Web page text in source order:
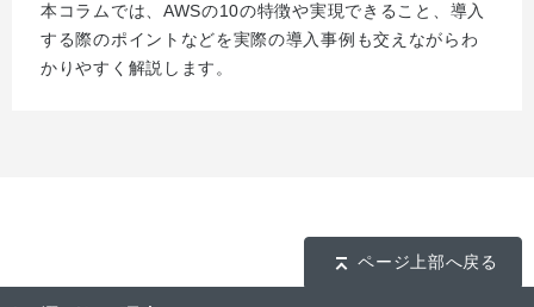
本コラムでは、AWSの10の特徴や実現できること、導入
する際のポイントなどを実際の導入事例も交えながらわ
かりやすく解説します。
ページ上部へ戻る